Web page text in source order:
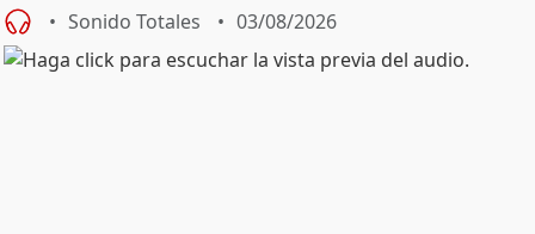
Sonido Totales 03/08/2026